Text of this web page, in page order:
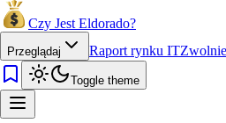
Czy Jest Eldorado?
Przeglądaj Raport rynku IT
Toggle theme